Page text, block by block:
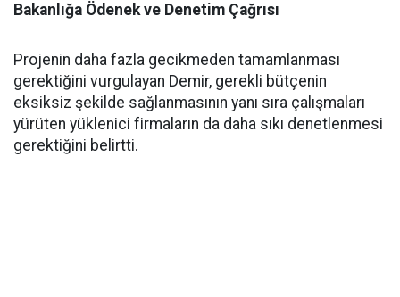
Bakanlığa Ödenek ve Denetim Çağrısı
Projenin daha fazla gecikmeden tamamlanması
gerektiğini vurgulayan Demir, gerekli bütçenin
eksiksiz şekilde sağlanmasının yanı sıra çalışmaları
yürüten yüklenici firmaların da daha sıkı denetlenmesi
gerektiğini belirtti.